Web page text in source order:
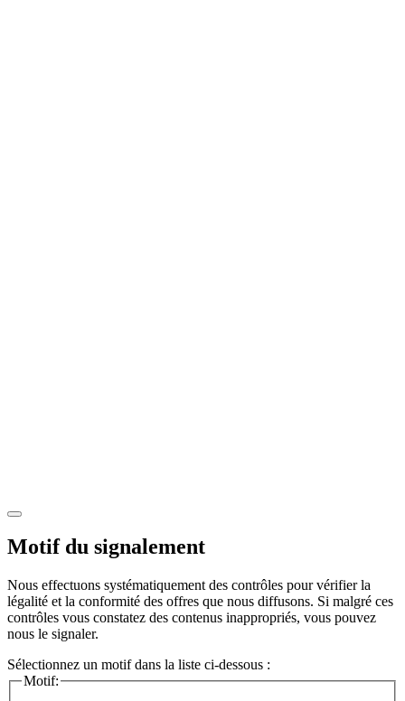
Motif du signalement
Nous effectuons systématiquement des contrôles pour vérifier la
légalité et la conformité des offres que nous diffusons. Si malgré ces
contrôles vous constatez des contenus inappropriés, vous pouvez
nous le signaler.
Sélectionnez un motif dans la liste ci-dessous :
Motif: